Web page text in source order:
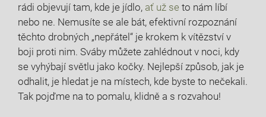
rádi objevují ‌tam, kde je jídlo, ať už se to nám líbí
nebo⁤ ne. Nemusíte se ale bát, efektivní rozpoznání
těchto drobných​ „nepřátel“ je krokem k vítězství v
boji proti nim. Sváby můžete‌ zahlédnout v noci, kdy
se vyhýbají světlu jako kočky. ⁤Nejlepší způsob, jak je
odhalit, je hledat je na ​místech, ​kde byste⁢ to nečekali.
Tak​ pojďme na ⁢to pomalu,‍ klidně a s rozvahou!